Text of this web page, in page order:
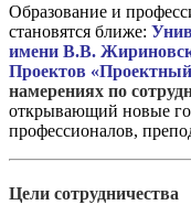
Образование и
становятся ближе:
имени В.В.
Проектов
намерениях по
открывающий новые
профессионалов,
Цели сотрудничества